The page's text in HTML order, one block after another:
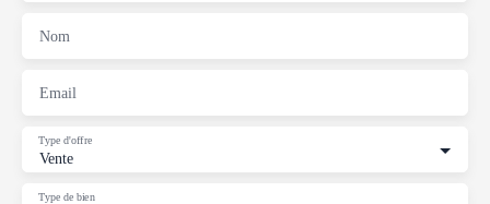
Nom
Email
Vente
Type d'offre
Type de bien